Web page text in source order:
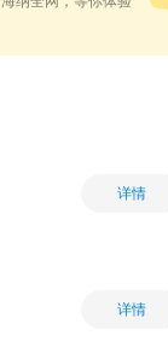
详情
详情